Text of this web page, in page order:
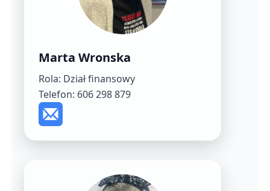
Marta Wronska
Rola: Dział finansowy
Telefon: 606 298 879